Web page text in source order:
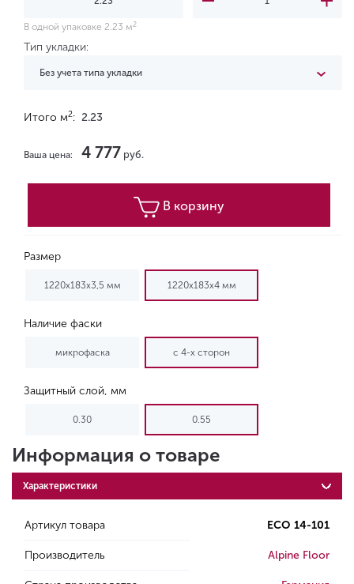
В одной упаковке 2.23 м 2
Тип укладки:
Без учета типа укладки
Итого м2: 2.23
Ваша цена: 4 777 руб.
В корзину
Размер
1220х183х3,5 мм 1220х183х4 мм
Наличие фаски
микрофаска с 4-х сторон
Защитный слой, мм
0.30 0.55
Информация о товаре
Характеристики
Артикул товара ЕСО 14-101
Производитель Alpine Floor